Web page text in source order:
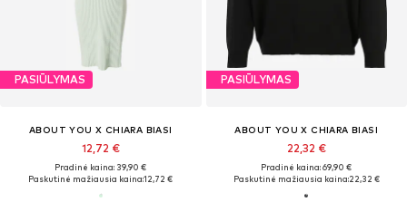
PASIŪLYMAS
ABOUT YOU X CHIARA BIASI
12,72 €
Pradinė kaina: 39,90 €
Paskutinė mažiausia kaina:12,72 €
PASIŪLYMAS
ABOUT YOU X CHIARA BIASI
22,32 €
Pradinė kaina: 69,90 €
Paskutinė mažiausia kaina:22,32 €